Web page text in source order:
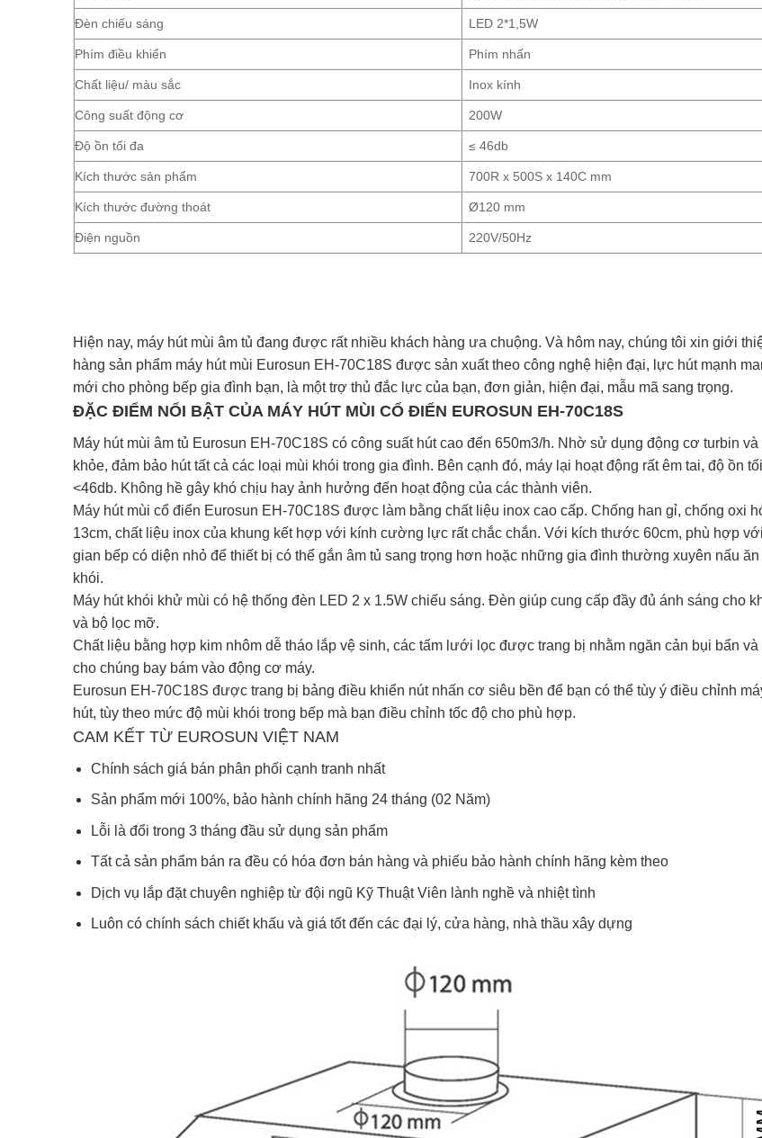
Đèn chiếu sáng LED 2*1,5W
Phím điều khiển Phím nhấn
Chất liệu/ màu sắc Inox kính
Công suất động cơ 200W
Độ ồn tối đa ≤ 46db
Kích thước sản phẩm 700R x 500S x 140C mm
Kích thước đường thoát Ø120 mm
Điện nguồn 220V/50Hz
Hiện nay, máy hút mùi âm tủ đang được rất nhiều khách hàng ưa chuộng. Và hôm nay, chúng tôi xin giới
hàng sản phẩm máy hút mùi Eurosun EH-70C18S được sản xuất theo công nghệ hiện đại, lực hút mạnh
mới cho phòng bếp gia đình bạn, là một trợ thủ đắc lực của bạn, đơn giản, hiện đại, mẫu mã sang trọng.
ĐẶC ĐIỂM NỔI BẬT CỦA MÁY HÚT MÙI CỔ ĐIỂN EUROSUN EH-70C18S
Máy hút mùi âm tủ Eurosun EH-70C18S có công suất hút cao đến 650m3/h. Nhờ sử dụng động cơ turbin
khỏe, đảm bảo hút tất cả các loại mùi khói trong gia đình. Bên cạnh đó, máy lại hoạt động rất êm tai, độ ồn
<46db. Không hề gây khó chịu hay ảnh hưởng đến hoạt động của các thành viên.
Máy hút mùi cổ điển Eurosun EH-70C18S được làm bằng chất liệu inox cao cấp. Chống han gỉ, chống oxi
13cm, chất liệu inox của khung kết hợp với kính cường lực rất chắc chắn. Với kích thước 60cm, phù hợp
gian bếp có diện nhỏ để thiết bị có thể gắn âm tủ sang trọng hơn hoặc những gia đình thường xuyên nấu
khói.
Máy hút khói khử mùi có hệ thống đèn LED 2 x 1.5W chiếu sáng. Đèn giúp cung cấp đầy đủ ánh sáng cho
và bộ lọc mỡ.
Chất liệu bằng hợp kim nhôm dễ tháo lắp vệ sinh, các tấm lưới lọc được trang bị nhằm ngăn cản bụi bẩn
cho chúng bay bám vào động cơ máy.
Eurosun EH-70C18S được trang bị bảng điều khiển nút nhấn cơ siêu bền để bạn có thể tùy ý điều chỉnh
hút, tùy theo mức độ mùi khói trong bếp mà bạn điều chỉnh tốc độ cho phù hợp.
CAM KẾT TỪ EUROSUN VIỆT NAM
Chính sách giá bán phân phối cạnh tranh nhất
Sản phẩm mới 100%, bảo hành chính hãng 24 tháng (02 Năm)
Lỗi là đổi trong 3 tháng đầu sử dụng sản phẩm
Tất cả sản phẩm bán ra đều có hóa đơn bán hàng và phiếu bảo hành chính hãng kèm theo
Dịch vụ lắp đặt chuyên nghiệp từ đội ngũ Kỹ Thuật Viên lành nghề và nhiệt tình
Luôn có chính sách chiết khấu và giá tốt đến các đại lý, cửa hàng, nhà thầu xây dựng